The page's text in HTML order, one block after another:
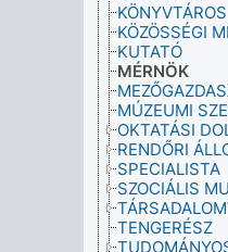
KÖNYVTÁROS
KÖZÖSSÉGI
KUTATÓ
MÉRNÖK
MÚZEUMI
OKTATÁSI
RENDŐRI
SPECIALISTA
SZOCIÁLIS
TENGERÉSZ